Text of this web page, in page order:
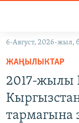
Навигацияга
өтүңүз
салыңыз
УКРАИНА
6-Август, 2026-жыл,
ЖАҢЫЛЫКТАР
2017-жылы
тармагына